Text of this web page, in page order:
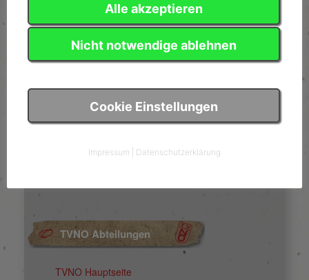
TVNO Abteilungen
TVNO Hauptseite
Alle akzeptieren
Nicht notwendige ablehnen
Cookie Einstellungen
Impressum Datenschutzerklärung